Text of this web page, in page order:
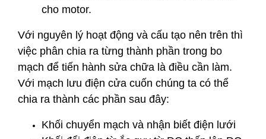
cho motor.
Với nguyên lý hoạt động và cấu tạo nên trên thì
việc phân chia ra từng thành phần trong bo
mạch để tiến hành sửa chữa là điều cần làm.
Với mạch lưu điện cửa cuốn chúng ta có thể
chia ra thành các phần sau đây:
Khối chuyển mạch và nhận biết điện lưới